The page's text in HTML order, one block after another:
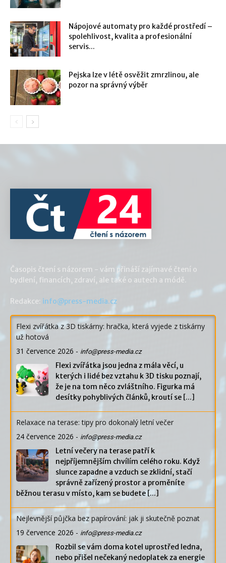
Nápojové automaty pro každé prostředí –
spolehlivost, kvalita a profesionální
servis...
Pejska lze v létě osvěžit zmrzlinou, ale
pozor na správný výběr
Časopis čtení s názorem - vám přináší zajímavé čtení o
bydlení, financích, zdraví, ale také o autech a módě.
Redakce: info@press-media.cz
Flexi zvířátka z 3D tiskárny: hračka, která vyjede z tiskárny
už hotová
31 července 2026 - info@press-media.cz
Flexi zvířátka jsou jedna z mála věcí, u
kterých i lidé bez vztahu k 3D tisku poznají,
že je na tom něco zvláštního. Figurka má
desítky pohyblivých článků, kroutí se [...]
Relaxace na terase: tipy pro dokonalý letní večer
24 července 2026 - info@press-media.cz
Letní večery na terase patří k
nejpříjemnějším chvílím celého roku. Když
slunce zapadne a vzduch se zklidní, stačí
správně zařízený prostor a proměníte
běžnou terasu v místo, kam se budete [...]
Nejlevnější půjčka bez papírování: jak ji skutečně poznat
19 července 2026 - info@press-media.cz
Rozbil se vám doma kotel uprostřed ledna,
nebo přišel nečekaný nedoplatek za energie